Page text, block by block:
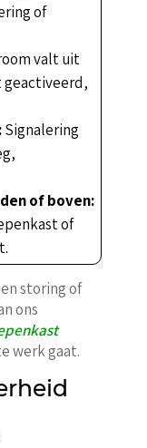
of
valt uit
geactiveerd,
Signalering
of boven:
of
storing of
ons
werk gaat.